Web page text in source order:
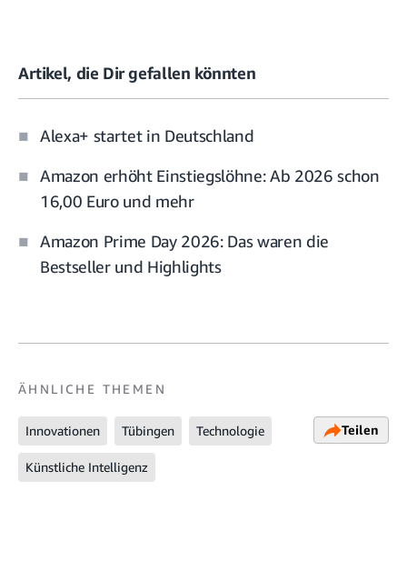
Artikel, die Dir gefallen könnten
Alexa+ startet in Deutschland
Amazon erhöht Einstiegslöhne: Ab 2026 schon
16,00 Euro und mehr
Amazon Prime Day 2026: Das waren die
Bestseller und Highlights
ÄHNLICHE THEMEN
Innovationen Tübingen Technologie
Künstliche Intelligenz
Teilen